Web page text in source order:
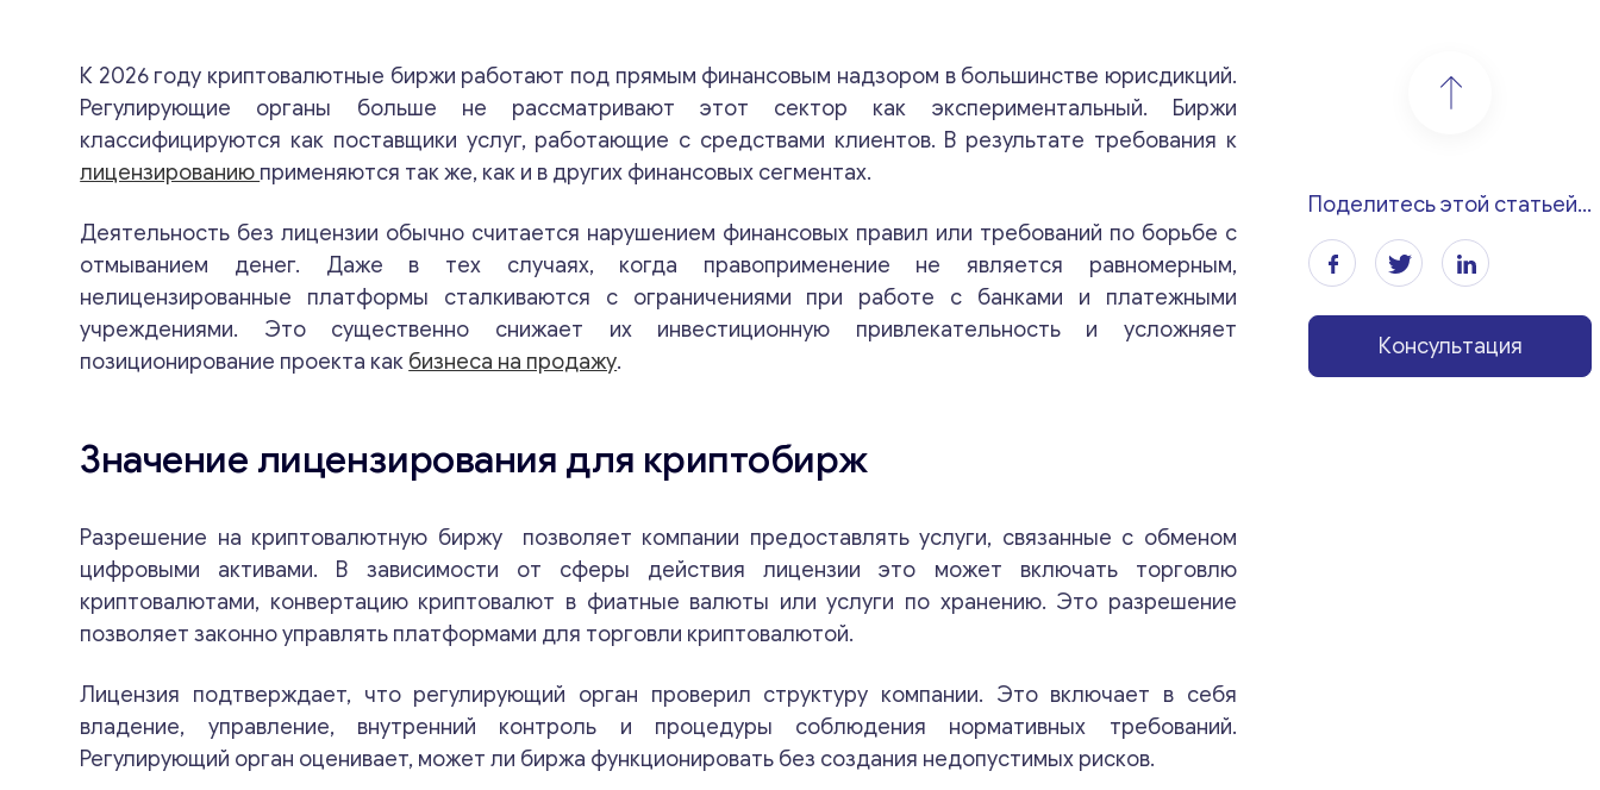
К 2026 году криптовалютные биржи работают под прямым финансовым надзором в большинстве юрисдикций.
Регулирующие органы больше не рассматривают этот сектор как экспериментальный. Биржи
классифицируются как поставщики услуг, работающие с средствами клиентов. В результате требования к
лицензированию применяются так же, как и в других финансовых сегментах.
Деятельность без лицензии обычно считается нарушением финансовых правил или требований по борьбе с
отмыванием денег. Даже в тех случаях, когда правоприменение не является равномерным,
нелицензированные платформы сталкиваются с ограничениями при работе с банками и платежными
учреждениями. Это существенно снижает их инвестиционную привлекательность и усложняет
позиционирование проекта как бизнеса на продажу.
Значение лицензирования для криптобирж
Разрешение на криптовалютную биржу позволяет компании предоставлять услуги, связанные с обменом
цифровыми активами. В зависимости от сферы действия лицензии это может включать торговлю
криптовалютами, конвертацию криптовалют в фиатные валюты или услуги по хранению. Это разрешение
позволяет законно управлять платформами для торговли криптовалютой.
Лицензия подтверждает, что регулирующий орган проверил структуру компании. Это включает в себя
владение, управление, внутренний контроль и процедуры соблюдения нормативных требований.
Регулирующий орган оценивает, может ли биржа функционировать без создания недопустимых рисков.
Поделитесь этой статьей...
Консультация